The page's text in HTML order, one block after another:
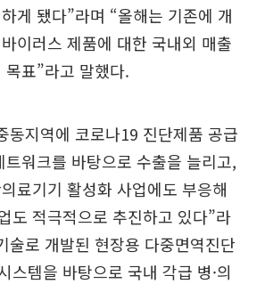
게 됐다”라며 “올해는 기존에 개
이러스 제품에 대한 국내외 매출
표”라고 말했다.
동지역에 코로나19 진단제품 공급
워크를 바탕으로 수출을 늘리고,
료기기 활성화 사업에도 부응해
도 적극적으로 추진하고 있다”라
술로 개발된 현장용 다중면역진단
스템을 바탕으로 국내 각급 병·의